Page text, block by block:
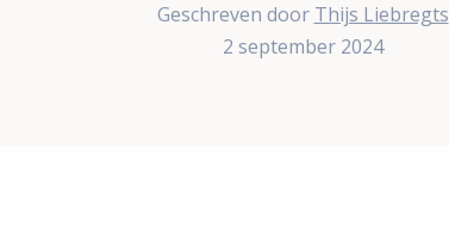
Geschreven door Thijs Liebregts
2 september 2024